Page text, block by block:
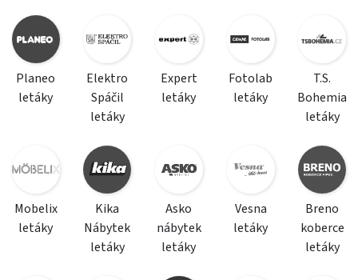
Planeo
letáky
Elektro
Spáčil
letáky
Expert
letáky
Fotolab
letáky
T.S.
Bohemia
letáky
Mobelix
letáky
Kika
Nábytek
letáky
Asko
nábytek
letáky
Vesna
letáky
Breno
koberce
letáky